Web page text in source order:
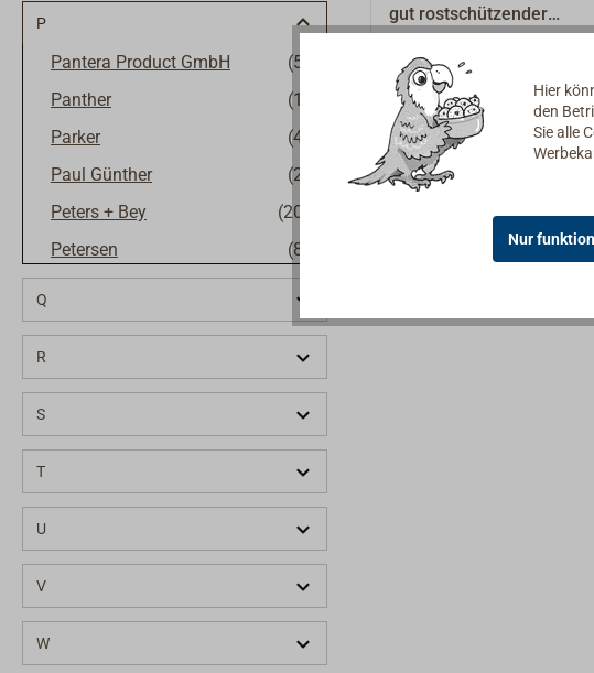
P
(5)
Pantera Product GmbH
(1)
Panther
(4)
Parker
(2)
Paul Günther
(20)
Peters + Bey
(8)
Petersen
(1)
Pfiffikus
(1)
(52)
Philippi
(26)
Plastimo
(1)
(9)
Polyform AS
(9)
Polyform US
(1)
(23)
Prebit
(3)
Pretech
Q
R
S
T
U
V
W
gut rostschützender
Aluminium pigmentierte
Chlorkautschuk-
hoher Wasserdichtigkeit
Elastizität. Sie eignet sich
Holz und GFK und kann
Antifoulings überstrichen
auch als Sealer
Anstrich.Nach
Details
Hier
den
Sie alle
Nur